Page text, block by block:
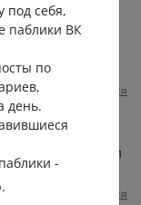
хоть жил в
Пожаловаться
как они были
Пожаловаться
под себя,
паблики ВК
по
день.
-